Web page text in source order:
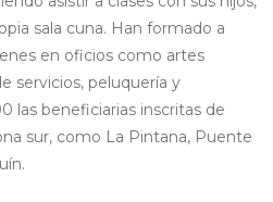
sala cuna. Han formado a
en oficios como artes
servicios, peluquería y
las beneficiarias inscritas de
sur, como La Pintana, Puente